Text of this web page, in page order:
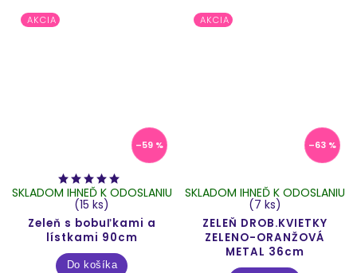
AKCIA
–59 %
Zeleň s bobuľkami a
lístkami 90cm
SKLADOM IHNEĎ K ODOSLANIU
(15 ks)
Do košíka
AKCIA
–63 %
ZELEŇ DROB.KVIETKY
ZELENO-ORANŽOVÁ
METAL 36cm
SKLADOM IHNEĎ K ODOSLANIU
(7 ks)